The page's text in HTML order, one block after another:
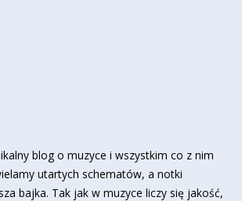
blog o muzyce i wszystkim co z nim
utartych schematów, a notki
bajka. Tak jak w muzyce liczy się jakość,